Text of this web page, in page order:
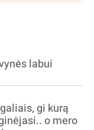
labui
gi kurą
o mero